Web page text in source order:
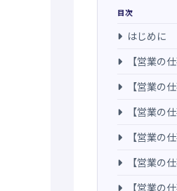
目次
はじめに
【営業の
【営業の
【営業の
【営業の
【営業の
【営業の